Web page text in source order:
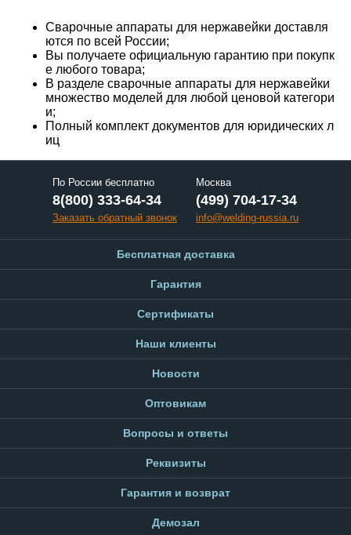
Сварочные аппараты для нержавейки доставля
ются по всей России;
Вы получаете официальную гарантию при покупк
е любого товара;
В разделе сварочные аппараты для нержавейки
множество моделей для любой ценовой категори
и;
Полный комплект документов для юридических л
иц
По России бесплатно
8(800) 333-64-34
Заказать обратный звонок
Москва
(499) 704-17-34
info@welding-russia.ru
Бесплатная доставка
Гарантия
Сертификаты
Наши клиенты
Новости
Оптовикам
Вопросы и ответы
Реквизиты
Гарантия и возврат
Демозал